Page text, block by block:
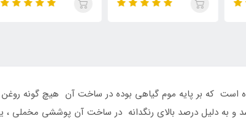
که بر پایه موم گیاهی بوده در ساخت آن هیچ گونه روغن
و به دلیل درصد بالای رنگدانه در ساخت آن پوششی مخملی ،